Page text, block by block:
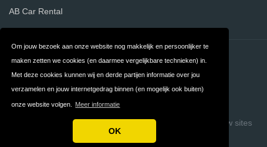
Om jouw bezoek aan onze website nog makkelijk en persoonlijker te
maken zetten we cookies (en daarmee vergelijkbare technieken) in.
Met deze cookies kunnen wij en derde partijen informatie over jou
verzamelen en jouw internetgedrag binnen (en mogelijk ook buiten)
onze website volgen. Meer informatie
OK
AB Car Rental
Contact Privacy
Algemene FAQ
Copyright © 2026 Vergelijk Autoverhuurders
Build review sites
with ReviewTycoon